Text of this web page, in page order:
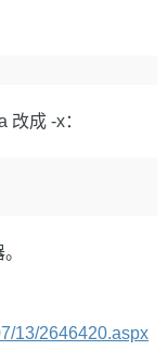
成 -x：
13/2646420.aspx